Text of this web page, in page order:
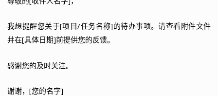
我想提醒您关于[项目/任务名称]的待办事项。请查看附件文件
并在[具体日期]前提供您的反馈。
感谢您的及时关注。
谢谢，[您的名字]